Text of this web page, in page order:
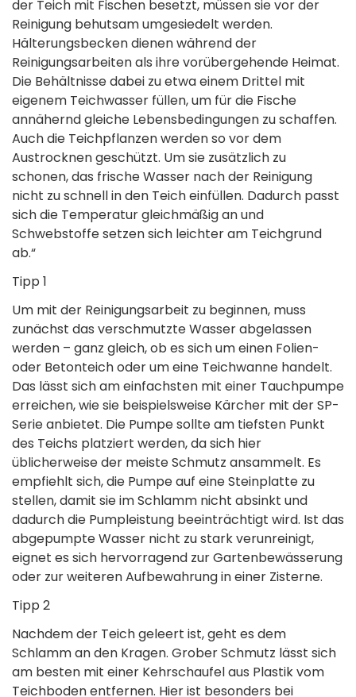
der Teich mit Fischen besetzt, müssen sie vor der
Reinigung behutsam umgesiedelt werden.
Hälterungsbecken dienen während der
Reinigungsarbeiten als ihre vorübergehende Heimat.
Die Behältnisse dabei zu etwa einem Drittel mit
eigenem Teichwasser füllen, um für die Fische
annähernd gleiche Lebensbedingungen zu schaffen.
Auch die Teichpflanzen werden so vor dem
Austrocknen geschützt. Um sie zusätzlich zu
schonen, das frische Wasser nach der Reinigung
nicht zu schnell in den Teich einfüllen. Dadurch passt
sich die Temperatur gleichmäßig an und
Schwebstoffe setzen sich leichter am Teichgrund
ab.“
Tipp 1
Um mit der Reinigungsarbeit zu beginnen, muss
zunächst das verschmutzte Wasser abgelassen
werden – ganz gleich, ob es sich um einen Folien-
oder Betonteich oder um eine Teichwanne handelt.
Das lässt sich am einfachsten mit einer Tauchpumpe
erreichen, wie sie beispielsweise Kärcher mit der SP-
Serie anbietet. Die Pumpe sollte am tiefsten Punkt
des Teichs platziert werden, da sich hier
üblicherweise der meiste Schmutz ansammelt. Es
empfiehlt sich, die Pumpe auf eine Steinplatte zu
stellen, damit sie im Schlamm nicht absinkt und
dadurch die Pumpleistung beeinträchtigt wird. Ist das
abgepumpte Wasser nicht zu stark verunreinigt,
eignet es sich hervorragend zur Gartenbewässerung
oder zur weiteren Aufbewahrung in einer Zisterne.
Tipp 2
Nachdem der Teich geleert ist, geht es dem
Schlamm an den Kragen. Grober Schmutz lässt sich
am besten mit einer Kehrschaufel aus Plastik vom
Teichboden entfernen. Hier ist besonders bei